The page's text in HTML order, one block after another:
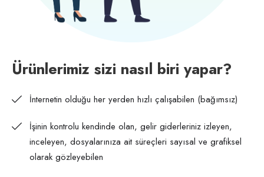
Ürünlerimiz sizi nasıl biri yapar?
İnternetin olduğu her yerden hızlı çalışabilen (bağımsız)
İşinin kontrolu kendinde olan, gelir giderleriniz izleyen,
inceleyen, dosyalarınıza ait süreçleri sayısal ve grafiksel
olarak gözleyebilen